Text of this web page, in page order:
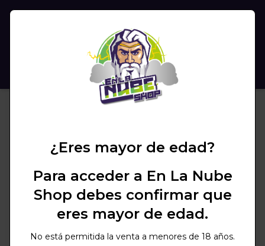
¿Eres mayor de edad?
Para acceder a En La Nube
Shop debes confirmar que
eres mayor de edad.
No está permitida la venta a menores de 18 años.